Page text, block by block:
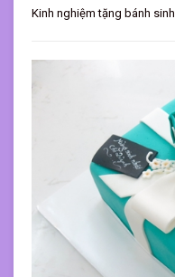
Kinh nghiệm tặng bánh
để hạnh phúc, một chiếc
chúng bạn, thì với mỗi
một chiếc bánh sinh nhật
nghe một số tâm sự của
thấy Cho thấy được sự
đại học, ra trường, đi làm,
mối quan hệ mới và dần
cho mình với mong muốn
giai đoạn khác nhau, họ
niệm, về sự quan tâm, lo
như của người xung quanh